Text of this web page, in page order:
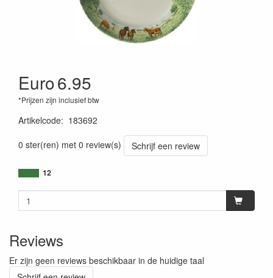
Euro6.95
*Prijzen zijn inclusief btw
Artikelcode: 183692
0 ster(ren) met 0 review(s)
Schrijf een review
12
Reviews
Er zijn geen reviews beschikbaar in de huidige taal